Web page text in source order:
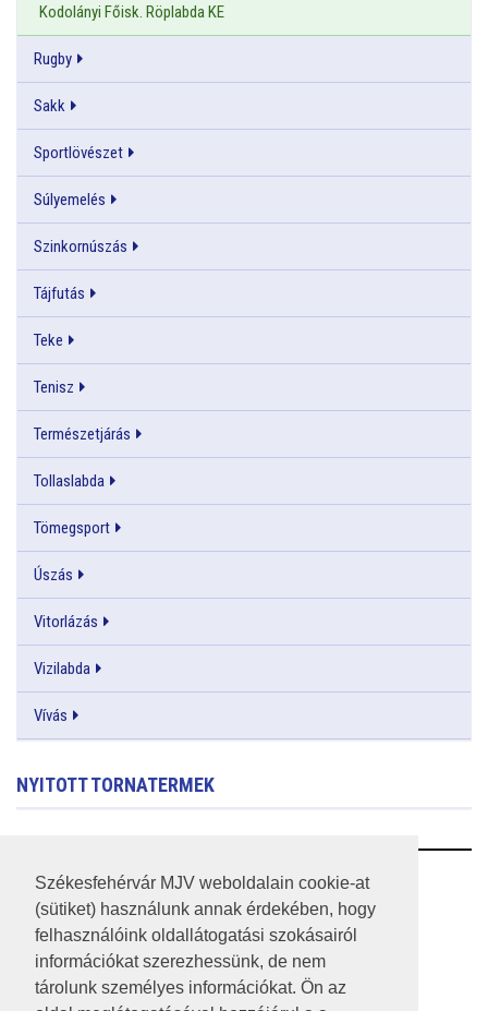
Székesfehérvár MJV weboldalain cookie-at
(sütiket) használunk annak érdekében, hogy
felhasználóink oldallátogatási szokásairól
információkat szerezhessünk, de nem
tárolunk személyes információkat. Ön az
Kodolányi Főisk. Röplabda KE
Rugby
Sakk
Sportlövészet
Súlyemelés
Szinkornúszás
Tájfutás
Teke
Tenisz
Természetjárás
Tollaslabda
Tömegsport
Úszás
Vitorlázás
Vizilabda
Vívás
NYITOTT TORNATERMEK
RSS
A HONLAP 2017.03.31-I ÁLLAPOTA
JOGI NYILATKOZAT